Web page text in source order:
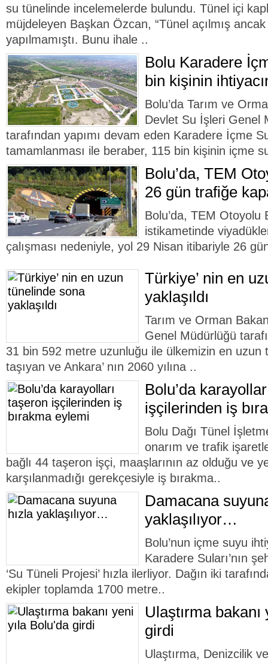
su tünelinde incelemelerde bulundu. Tünel içi
müjdeleyen Başkan Özcan, “Tünel açılmış
yapılmamıştı. Bunu ihale ..
Bolu Karadere
bin kişinin
Bolu’da Tarım ve
Devlet Su İşleri Genel
tarafından yapımı devam eden Karadere İçme
tamamlanması ile beraber, 115 bin kişinin içme
Bolu’da, TEM
26 gün trafiğe
Bolu’da, TEM Otoyolu
istikametinde
çalışması nedeniyle, yol 29 Nisan itibariyle 26
Türkiye’ nin en
yaklaşıldı
Tarım ve Orman
Genel Müdürlüğü
31 bin 592 metre uzunluğu ile ülkemizin en uzun
taşıyan ve Ankara’ nın 2060 yılına ..
Bolu’da
işçilerinden iş
Bolu Dağı Tünel
onarım ve trafik
bağlı 44 taşeron işçi, maaşlarının az olduğu ve
karşılanmadığı gerekçesiyle iş bırakma..
Damacana
yaklaşılıyor…
Bolu’nun içme suyu
Karadere Suları’nın
‘Su Tüneli Projesi’ hızla ilerliyor. Dağın iki
ekipler toplamda 1700 metre..
Ulaştırma
girdi
Ulaştırma, Denizcilik